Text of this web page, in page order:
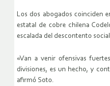
Los dos abogados coinciden
estatal de cobre chilena
escalada del descontento
«Van a venir ofensivas
divisiones, es un hecho, y
afirmó Soto.